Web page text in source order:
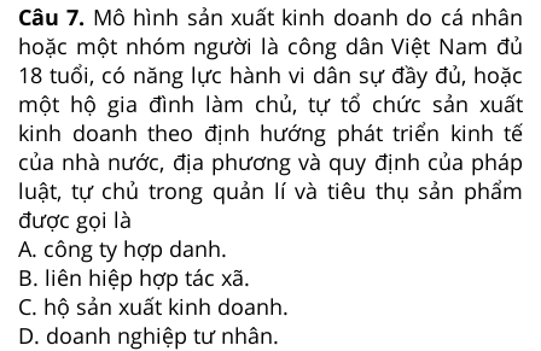
Câu 7. Mô hình sản xuất kinh doanh do cá nhân
hoặc một nhóm người là công dân Việt Nam đủ
18 tuổi, có năng lực hành vi dân sự đầy đủ, hoặc
một hộ gia đình làm chủ, tự tổ chức sản xuất
kinh doanh theo định hướng phát triển kinh tế
của nhà nước, địa phương và quy định của pháp
luật, tự chủ trong quản lí và tiêu thụ sản phẩm
được gọi là
A. công ty hợp danh.
B. liên hiệp hợp tác xã.
C. hộ sản xuất kinh doanh.
D. doanh nghiệp tư nhân.